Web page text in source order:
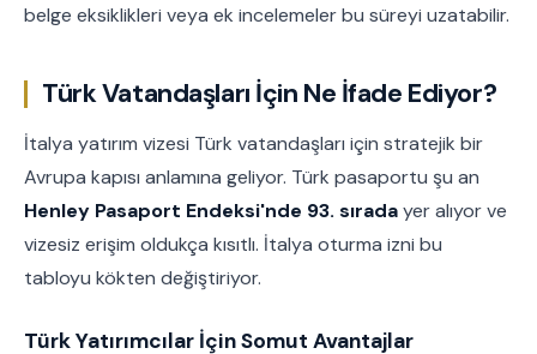
belge eksiklikleri veya ek incelemeler bu süreyi uzatabilir.
Türk Vatandaşları İçin Ne İfade Ediyor?
İtalya yatırım vizesi Türk vatandaşları için stratejik bir
Avrupa kapısı anlamına geliyor. Türk pasaportu şu an
Henley Pasaport Endeksi'nde 93. sıradayer alıyor ve
vizesiz erişim oldukça kısıtlı. İtalya oturma izni bu
tabloyu kökten değiştiriyor.
Türk Yatırımcılar İçin Somut Avantajlar